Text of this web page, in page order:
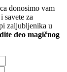
donosimo vam
savete za
zaljubljenika u
deo magičnog